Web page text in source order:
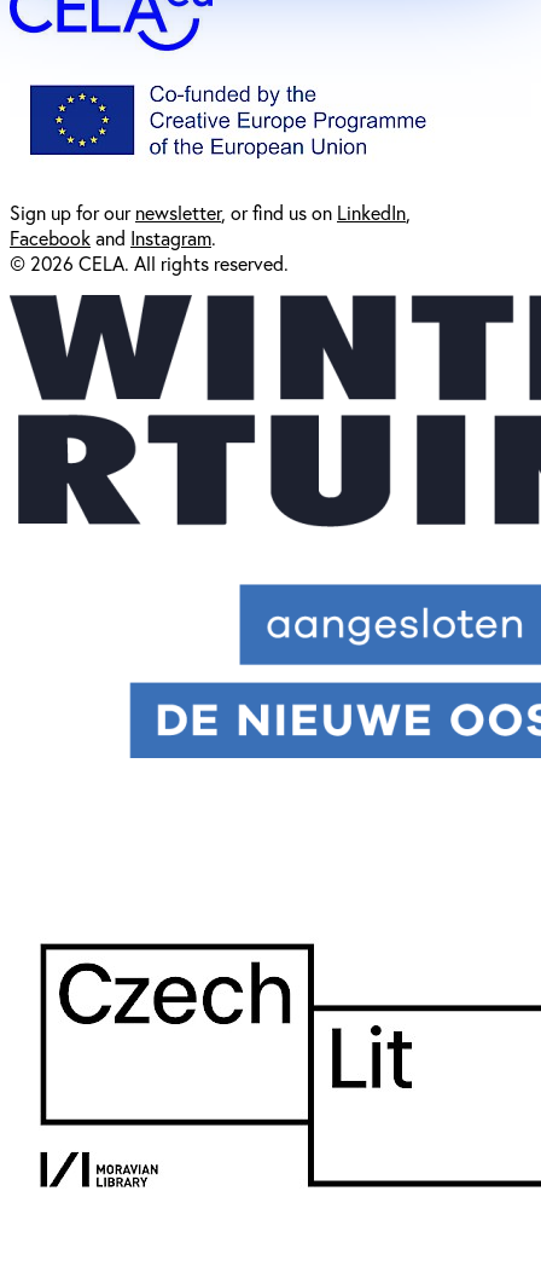
Sign up for ournewsletter, or find us on LinkedIn
Facebookand Instagram.
© 2026 CELA. All rights reserved.